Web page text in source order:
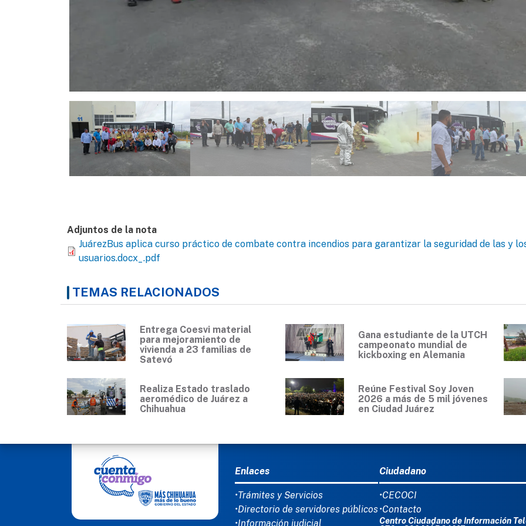
Adjuntos de la nota
JuárezBus aplica curso práctico de combate contra incendios para garantizar la seguridad de las y
usuarios.docx_.pdf
TEMAS RELACIONADOS
Entrega Coesvi material
para mejoramiento de
vivienda a 23 familias de
Satevó
Gana estudiante de la UTCH
campeonato mundial de
kickboxing en Alemania
Realiza Estado traslado
aeromédico de Juárez a
Chihuahua
Reúne Festival Soy Joven
2026 a más de 5 mil jóvenes
en Ciudad Juárez
MENÚ DEL PIE
Enlaces
•Trámites y Servicios
•Directorio de servidores públicos
•Información judicial
Ciudadano
•CECOCI
•Contacto
Centro Ciudadano de Información